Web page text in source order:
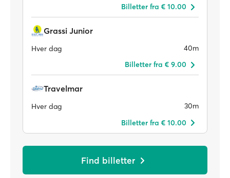
Billetter fra € 10.00
Grassi Junior
Hver dag
40m
Billetter fra € 9.00
Travelmar
Hver dag
30m
Billetter fra € 10.00
Find billetter